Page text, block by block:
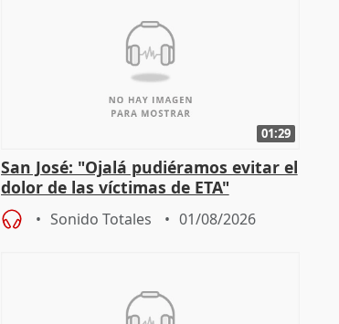
01:29
San José: "Ojalá pudiéramos evitar el
dolor de las víctimas de ETA"
Sonido Totales 01/08/2026